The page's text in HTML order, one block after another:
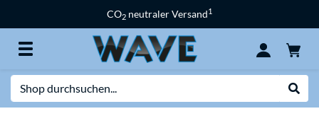
CO2 neutraler Versand1